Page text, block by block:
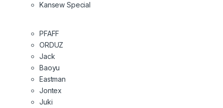
Kansew Special
PFAFF
ORDUZ
Jack
Baoyu
Eastman
Jontex
Juki